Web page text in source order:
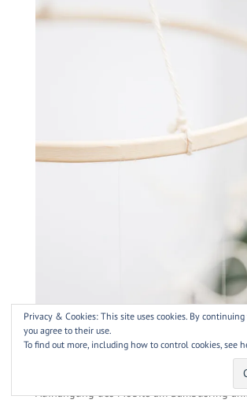
Bevor ihr die Schmetterlinge befestigt,
Aufhängung des Mobile am Bambusring
Privacy & Cookies: This site uses cookies. By
you agree to their use.
To find out more, including how to control cookies, see